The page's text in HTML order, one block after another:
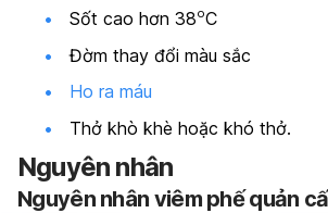
Sốt cao hơn 38oC
Đờm thay đổi màu sắc
Ho ra máu
Thở khò khè hoặc khó thở.
Nguyên nhân
Nguyên nhân viêm phế quản